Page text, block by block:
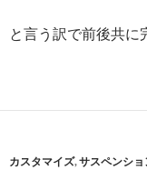
と言う訳で前後共に
カスタマイズ,サスペンショ